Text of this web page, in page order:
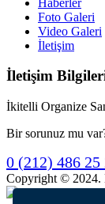
Foto Galeri
Video Galeri
İletişim
İletişim
İkitelli Organize
Bir sorunuz mu
0 (212) 486 25
Copyright © 2024.